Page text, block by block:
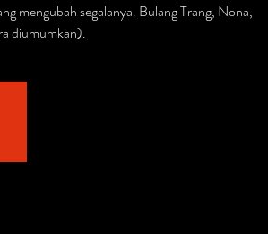
mengubah segalanya. Bulang Trang, Nona,
diumumkan).